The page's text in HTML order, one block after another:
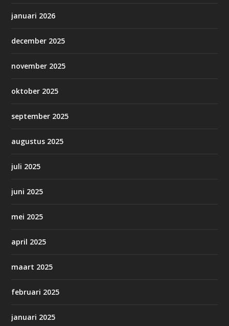
januari 2026
december 2025
november 2025
oktober 2025
september 2025
augustus 2025
juli 2025
juni 2025
mei 2025
april 2025
maart 2025
februari 2025
januari 2025